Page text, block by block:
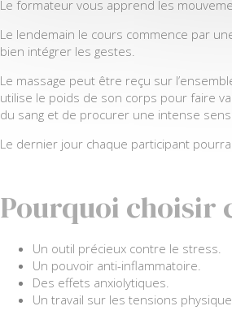
Le formateur vous apprend les
Le lendemain le cours commence par
bien intégrer les gestes.
Le massage peut être reçu sur
utilise le poids de son corps pour faire
du sang et de procurer une intense
Le dernier jour chaque participant
Pourquoi choisir
Un outil précieux contre le stress.
Un pouvoir anti-inflammatoire.
Des effets anxiolytiques.
Un travail sur les tensions